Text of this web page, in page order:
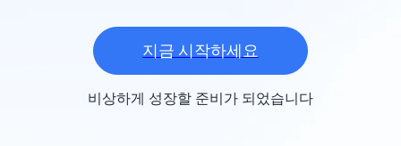
지금 시작하세요
비상하게 성장할 준비가 되었습니다